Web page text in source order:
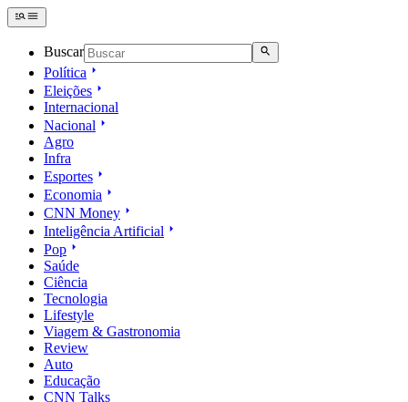
Buscar
Política
Eleições
Internacional
Nacional
Agro
Infra
Esportes
Economia
CNN Money
Inteligência Artificial
Pop
Saúde
Ciência
Tecnologia
Lifestyle
Viagem & Gastronomia
Review
Auto
Educação
CNN Talks